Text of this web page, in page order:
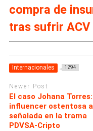
compra de
tras sufrir ACV
Internacionales 1294
Newer Post
El caso Johana Torres:
influencer ostentosa a
señalada en la trama
PDVSA-Cripto